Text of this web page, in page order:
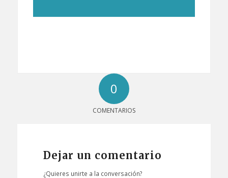
0
COMENTARIOS
Dejar un comentario
¿Quieres unirte a la conversación?